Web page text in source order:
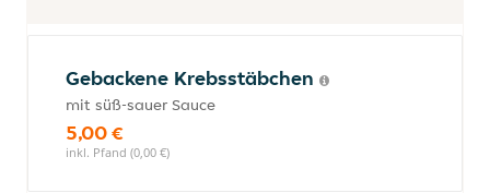
Gebackene Krebsstäbchen
mit süß-sauer Sauce
5,00 €
inkl. Pfand (0,00 €)